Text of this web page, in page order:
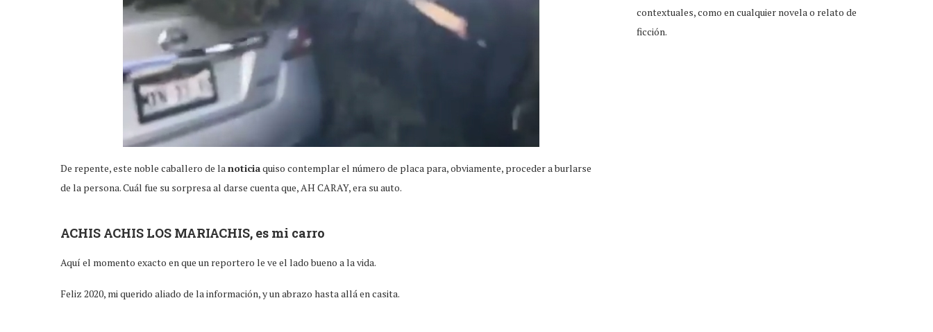
De repente, este noble caballero de lanoticiaquiso contemplar el número de placa para, obviamente, proceder a burlarse
de la persona. Cuál fue su sorpresa al darse cuenta que, AH CARAY, era su auto.
ACHIS ACHIS LOS MARIACHIS, es mi carro
Aquí el momento exacto en que un reportero le ve el lado bueno a la vida.
Feliz 2020, mi querido aliado de la información, y un abrazo hasta allá en casita.
contextuales, como en cualquier novela o relato de
ficción.